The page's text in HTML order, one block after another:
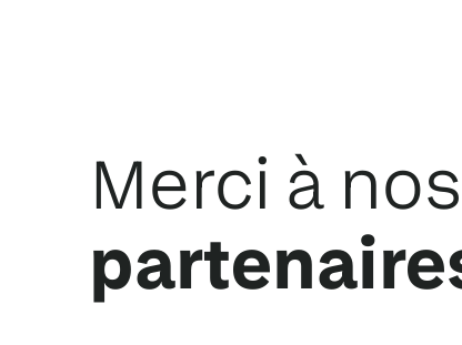
Merci à